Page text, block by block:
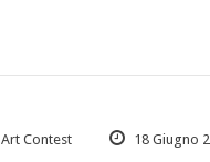
Art Contest 18 Giugno